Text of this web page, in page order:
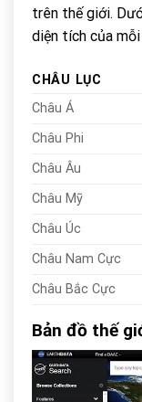
trên thế giới.
diện tích của
CHÂU LỤC
Châu Á
Châu Phi
Châu Âu
Châu Mỹ
Châu Úc
Châu Nam Cực
Châu Bắc Cực
Bản đồ thế